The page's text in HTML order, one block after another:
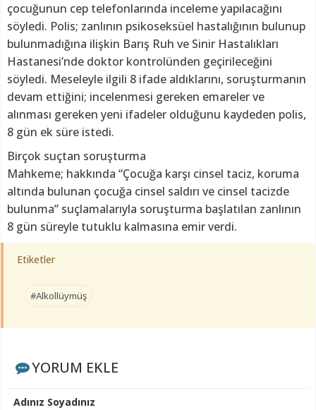
çocuğunun cep telefonlarında inceleme yapılacağını
söyledi. Polis; zanlının psikoseksüel hastalığının bulunup
bulunmadığına ilişkin Barış Ruh ve Sinir Hastalıkları
Hastanesi’nde doktor kontrolünden geçirileceğini
söyledi. Meseleyle ilgili 8 ifade aldıklarını, soruşturmanın
devam ettiğini; incelenmesi gereken emareler ve
alınması gereken yeni ifadeler olduğunu kaydeden polis,
8 gün ek süre istedi.
Birçok suçtan soruşturma
Mahkeme; hakkında “Çocuğa karşı cinsel taciz, koruma
altında bulunan çocuğa cinsel saldırı ve cinsel tacizde
bulunma” suçlamalarıyla soruşturma başlatılan zanlının
8 gün süreyle tutuklu kalmasına emir verdi.
Etiketler
#Alkollüymüş
YORUM EKLE
Adınız Soyadınız